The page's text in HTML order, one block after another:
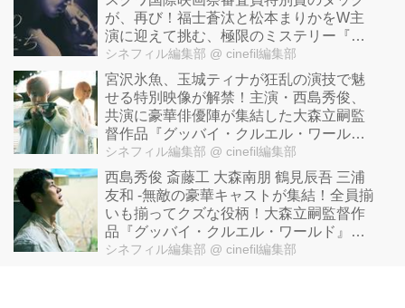
が、再び！福士蒼汰と松本まりかをW主
演に迎えて挑む、極限のミステリー『湖
の女たち』コメント到着！
シネフィル編集部 @ cinefil編集部
宮沢氷魚、玉城ティナが狂乱の演技で魅
せる特別映像が解禁！主演・西島秀俊、
共演に豪華俳優陣が集結した大森立嗣監
督作品『グッバイ・クルエル・ワール
ド』
シネフィル編集部 @ cinefil編集部
西島秀俊 斎藤工 大森南朋 鶴見辰吾 三浦
友和 -無敵の豪華キャストが集結！全員揃
いも揃ってクズな役柄！大森立嗣監督作
品『グッバイ・クルエル・ワールド』新
場面写真解禁！
シネフィル編集部 @ cinefil編集部